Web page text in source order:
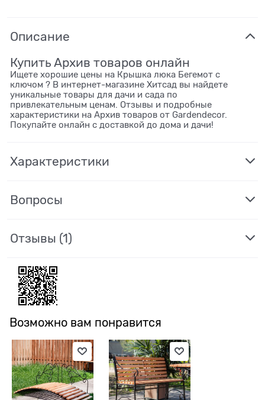
Описание
Купить Архив товаров онлайн
Ищете хорошие цены на Крышка люка Бегемот с
ключом ? В интернет-магазине Хитсад вы найдете
уникальные товары для дачи и сада по
привлекательным ценам. Отзывы и подробные
характеристики на Архив товаров от Gardendecor.
Покупайте онлайн с доставкой до дома и дачи!
Характеристики
Вопросы
Отзывы (1)
Возможно вам понравится